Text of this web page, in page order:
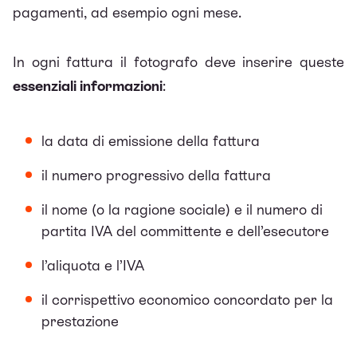
pagamenti, ad esempio ogni mese.
In ogni fattura il fotografo deve inserire queste
essenziali informazioni:
la data di emissione della fattura
il numero progressivo della fattura
il nome (o la ragione sociale) e il numero di
partita IVA del committente e dell’esecutore
l’aliquota e l’IVA
il corrispettivo economico concordato per la
prestazione